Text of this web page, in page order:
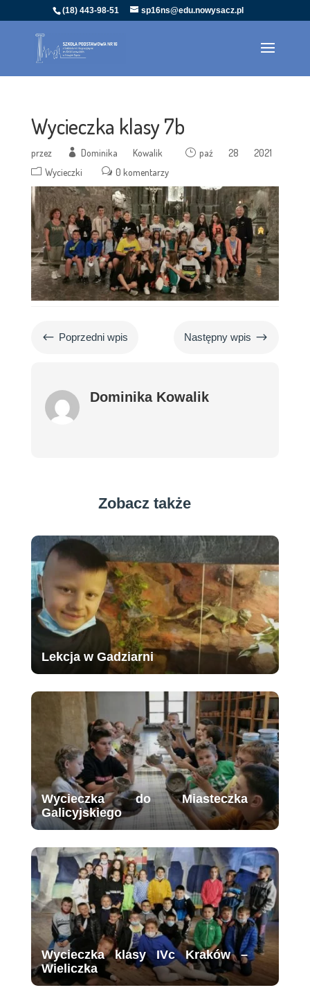
(18) 443-98-51 sp16ns@edu.nowysacz.pl
Wycieczka klasy 7b
przez Dominika Kowalik
paź 28 2021
Wycieczki
0 komentarzy
# Poprzedni wpis Następny wpis $
Dominika Kowalik
Zobacz także
Lekcja w Gadziarni
Wycieczka do Miasteczka
Galicyjskiego
Wycieczka klasy IVc Kraków –
Wieliczka